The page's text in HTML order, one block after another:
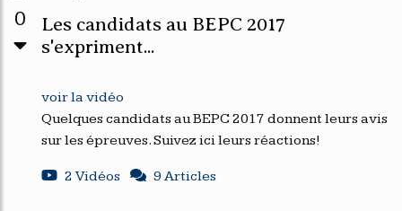
0
Les candidats au BEPC 2017
s'expriment...
voir la vidéo
Quelques candidats au BEPC 2017 donnent leurs avis
sur les épreuves. Suivez ici leurs réactions!
2 Vidéos 9 Articles